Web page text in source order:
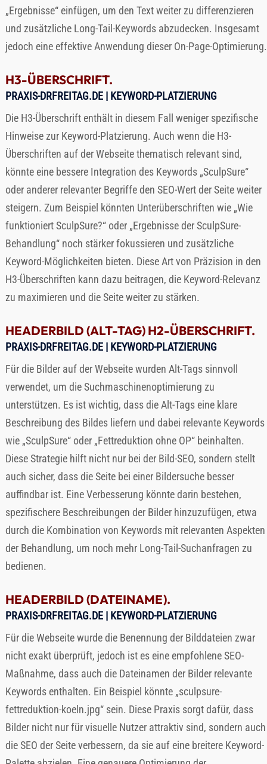
„Ergebnisse“ einfügen, um den Text weiter zu differenzieren
und zusätzliche Long-Tail-Keywords abzudecken. Insgesamt
jedoch eine effektive Anwendung dieser On-Page-Optimierung.
H3-ÜBERSCHRIFT.
PRAXIS-DRFREITAG.DE| KEYWORD-PLATZIERUNG
Die H3-Überschrift enthält in diesem Fall weniger spezifische
Hinweise zur Keyword-Platzierung. Auch wenn die H3-
Überschriften auf der Webseite thematisch relevant sind,
könnte eine bessere Integration des Keywords „SculpSure“
oder anderer relevanter Begriffe den SEO-Wert der Seite weiter
steigern. Zum Beispiel könnten Unterüberschriften wie „Wie
funktioniert SculpSure?“ oder „Ergebnisse der SculpSure-
Behandlung“ noch stärker fokussieren und zusätzliche
Keyword-Möglichkeiten bieten. Diese Art von Präzision in den
H3-Überschriften kann dazu beitragen, die Keyword-Relevanz
zu maximieren und die Seite weiter zu stärken.
HEADERBILD (ALT-TAG) H2-ÜBERSCHRIFT.
PRAXIS-DRFREITAG.DE| KEYWORD-PLATZIERUNG
Für die Bilder auf der Webseite wurden Alt-Tags sinnvoll
verwendet, um die Suchmaschinenoptimierung zu
unterstützen. Es ist wichtig, dass die Alt-Tags eine klare
Beschreibung des Bildes liefern und dabei relevante Keywords
wie „SculpSure“ oder „Fettreduktion ohne OP“ beinhalten.
Diese Strategie hilft nicht nur bei der Bild-SEO, sondern stellt
auch sicher, dass die Seite bei einer Bildersuche besser
auffindbar ist. Eine Verbesserung könnte darin bestehen,
spezifischere Beschreibungen der Bilder hinzuzufügen, etwa
durch die Kombination von Keywords mit relevanten Aspekten
der Behandlung, um noch mehr Long-Tail-Suchanfragen zu
bedienen.
HEADERBILD (DATEINAME).
PRAXIS-DRFREITAG.DE| KEYWORD-PLATZIERUNG
Für die Webseite wurde die Benennung der Bilddateien zwar
nicht exakt überprüft, jedoch ist es eine empfohlene SEO-
Maßnahme, dass auch die Dateinamen der Bilder relevante
Keywords enthalten. Ein Beispiel könnte „sculpsure-
fettreduktion-koeln.jpg“ sein. Diese Praxis sorgt dafür, dass
Bilder nicht nur für visuelle Nutzer attraktiv sind, sondern auch
die SEO der Seite verbessern, da sie auf eine breitere Keyword-